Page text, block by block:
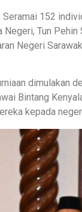
Seramai 152
Negeri, Tun
Negeri
dimulakan
Bintang
kepada